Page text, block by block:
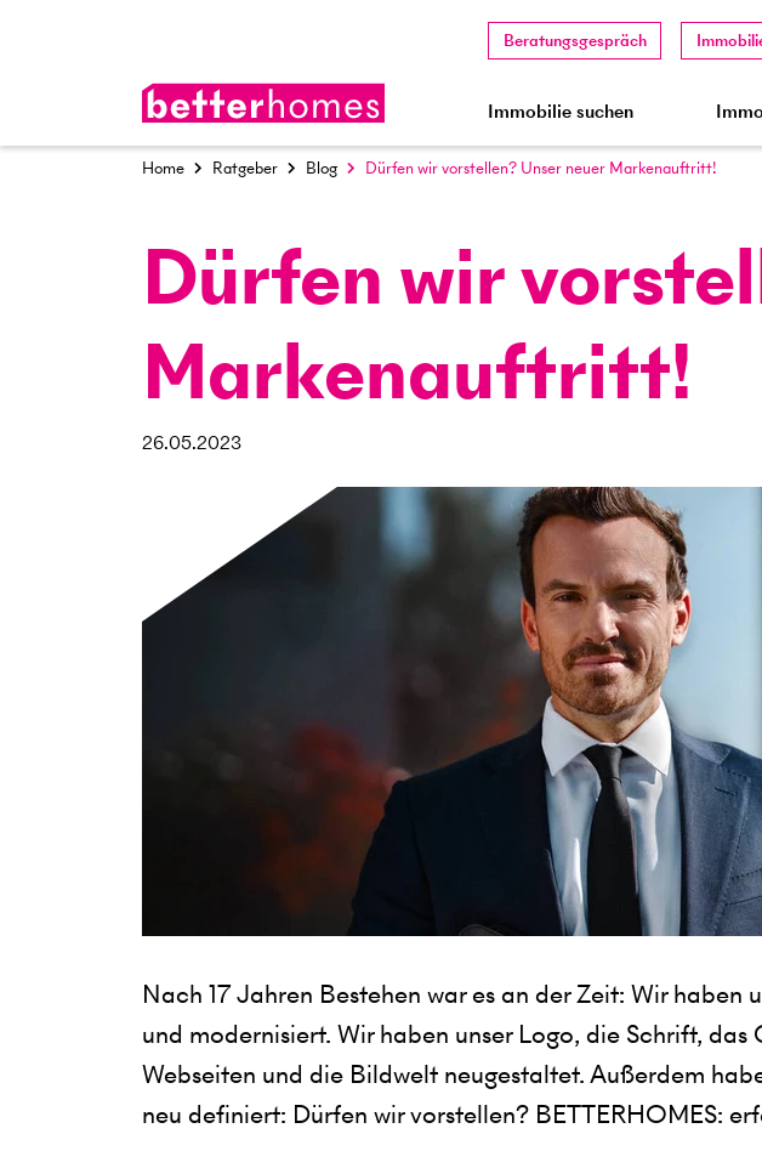
Beratungsgespräch
Immobilie suchen
Home Ratgeber Blog Dürfen wir vorstellen? Unser neuer Markenauftritt!
Dürfen wir
Markenauftritt!
26.05.2023
Nach 17 Jahren Bestehen war es an der Zeit: Wir
und modernisiert. Wir haben unser Logo, die Schrift, das
Webseiten und die Bildwelt neugestaltet. Außerdem
neu definiert: Dürfen wir vorstellen? BETTERHOMES: